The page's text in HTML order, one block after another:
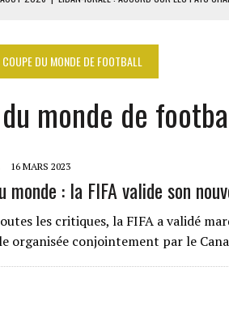
| OUATTARA APPELLE À L’UNION NATIONALE POUR BÂTIR
COMILOG : LA MINISTRE DU TRAVAIL REPREND LE
COUPE DU MONDE DE FOOTBALL
monde de
16 MARS 2023
monde : la FIFA valide son
les critiques, la FIFA a validé
organisée conjointement par le